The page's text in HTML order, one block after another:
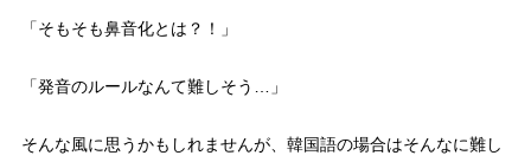
「そもそも鼻音化とは？！」
「発音のルールなんて難しそう…」
そんな風に思うかもしれませんが、韓国語の場合はそんなに難し